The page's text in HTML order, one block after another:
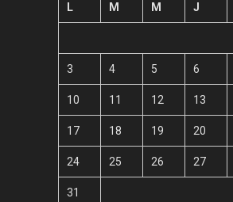
L M M J
3 4 5 6
10 11 12 13
17 18 19 20
24 25 26 27
31